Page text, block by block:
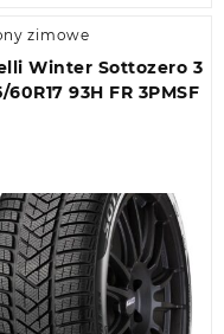
zimowe
Winter Sottozero 3
60R17 93H FR 3PMSF